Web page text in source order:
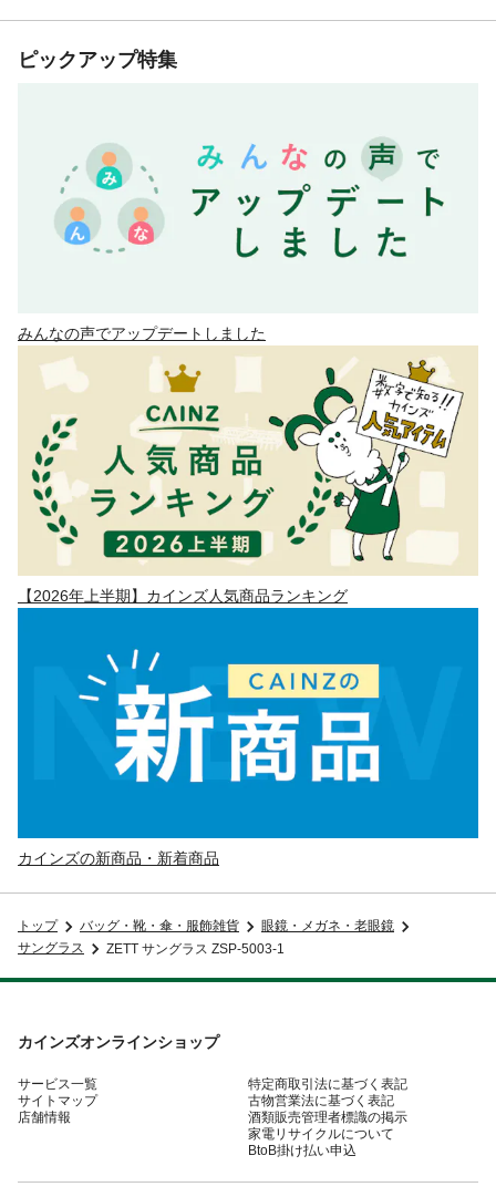
ピックアップ特集
みんなの声でアップデートしました
【2026年上半期】カインズ人気商品ランキング
カインズの新商品・新着商品
トップ バッグ・靴・傘・服飾雑貨
眼鏡・メガネ・老眼鏡
サングラス
ZETT サングラス ZSP-5003-1
カインズオンラインショップ
サービス一覧
サイトマップ
店舗情報
特定商取引法に基づく表記
古物営業法に基づく表記
酒類販売管理者標識の掲示
家電リサイクルについて
BtoB掛け払い申込